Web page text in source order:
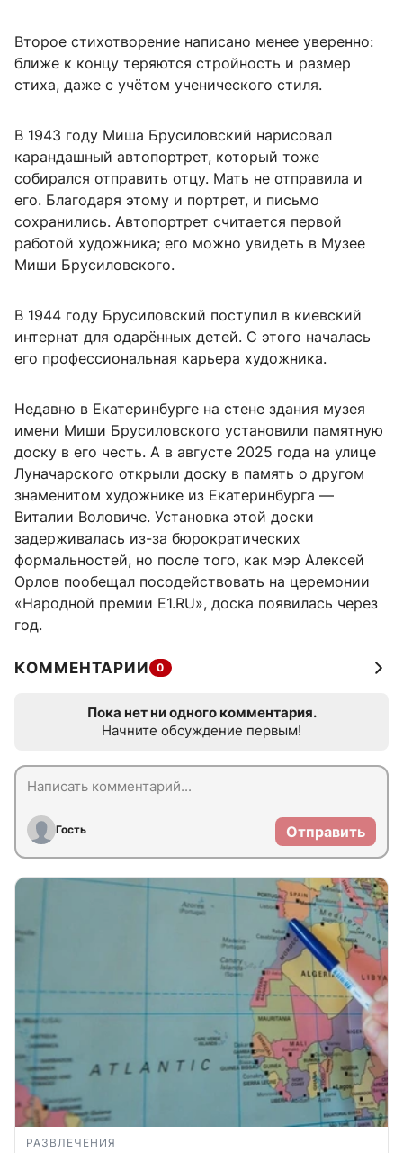
Второе стихотворение написано менее уверенно:
ближе к концу теряются стройность и размер
стиха, даже с учётом ученического стиля.
В 1943 году Миша Брусиловский нарисовал
карандашный автопортрет, который тоже
собирался отправить отцу. Мать не отправила и
его. Благодаря этому и портрет, и письмо
сохранились. Автопортрет считается первой
работой художника; его можно увидеть в Музее
Миши Брусиловского.
В 1944 году Брусиловский поступил в киевский
интернат для одарённых детей. С этого началась
его профессиональная карьера художника.
Недавно в Екатеринбурге на стене здания музея
имени Миши Брусиловского установили памятную
доску в его честь. А в августе 2025 года на улице
Луначарского открыли доску в память о другом
знаменитом художнике из Екатеринбурга —
Виталии Воловиче. Установка этой доски
задерживалась из-за бюрократических
формальностей, но после того, как мэр Алексей
Орлов пообещал посодействовать на церемонии
«Народной премии E1.RU», доска появилась через
год.
КОММЕНТАРИИ 0
Пока нет ни одного комментария.
Начните обсуждение первым!
Гость Отправить
РАЗВЛЕЧЕНИЯ